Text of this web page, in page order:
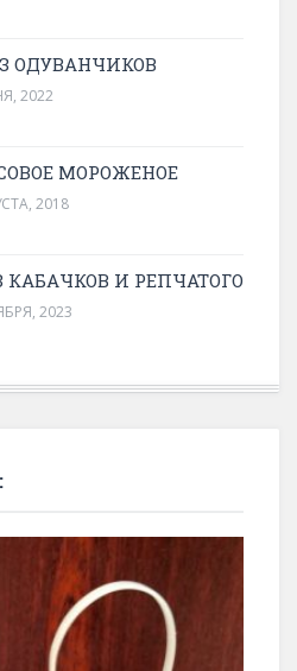
ОДУВАНЧИКОВ
2022
МОРОЖЕНОЕ
2018
КАБАЧКОВ И РЕПЧАТОГО
2023